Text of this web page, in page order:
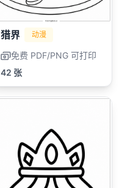
猎界 动漫
免费 PDF/PNG 可打印
42 张